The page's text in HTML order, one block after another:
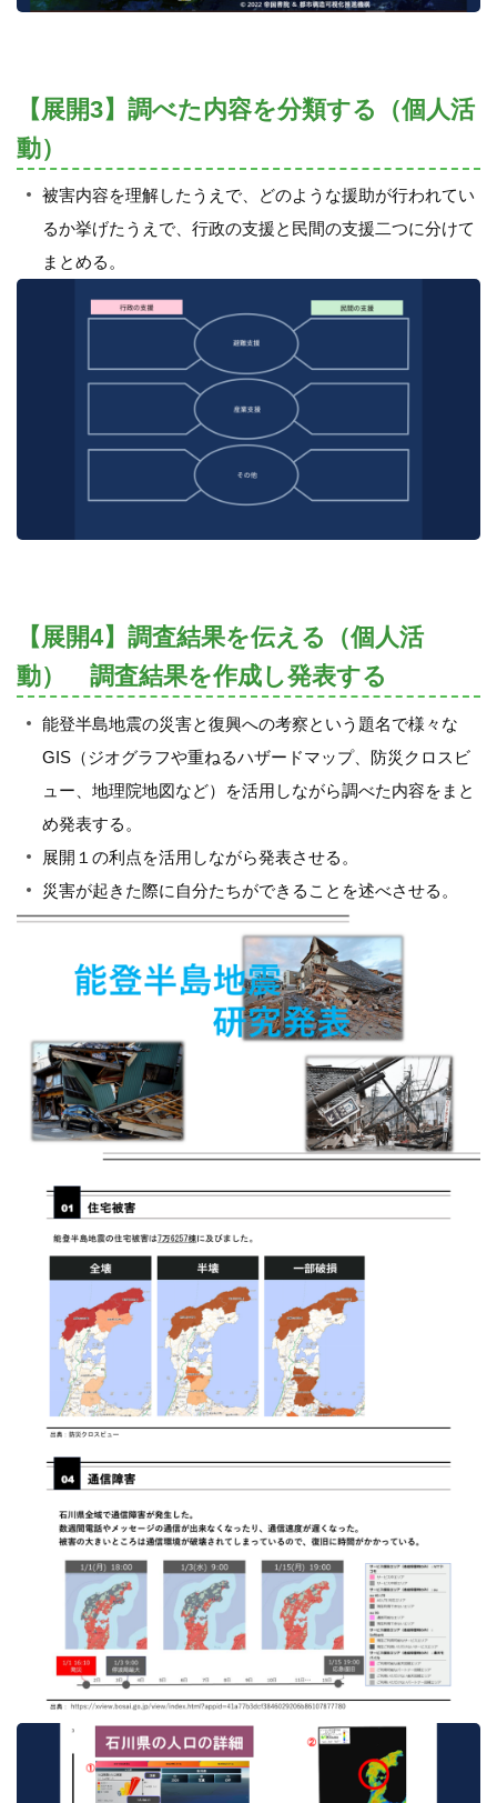
【展開3】調べた内容を分類する（個人活
動）
被害内容を理解したうえで、どのような援助が行われてい
るか挙げたうえで、行政の支援と民間の支援二つに分けて
まとめる。
【展開4】調査結果を伝える（個人活
動） 調査結果を作成し発表する
能登半島地震の災害と復興への考察という題名で様々な
GIS（ジオグラフや重ねるハザードマップ、防災クロスビ
ュー、地理院地図など）を活用しながら調べた内容をまと
め発表する。
展開１の利点を活用しながら発表させる。
災害が起きた際に自分たちができることを述べさせる。